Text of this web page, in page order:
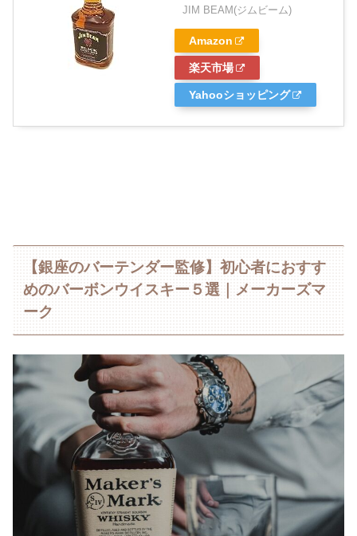
JIM BEAM(ジムビーム)
Amazon
楽天市場
Yahooショッピング
【銀座のバーテンダー監修】初心者におすす
めのバーボンウイスキー５選｜メーカーズマ
ーク